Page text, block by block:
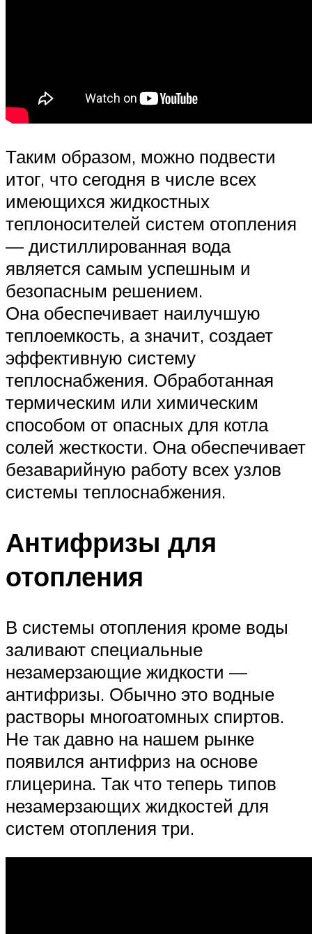
Таким образом, можно подвести
итог, что сегодня в числе всех
имеющихся жидкостных
теплоносителей систем отопления
— дистиллированная вода
является самым успешным и
безопасным решением.
Она обеспечивает наилучшую
теплоемкость, а значит, создает
эффективную систему
теплоснабжения. Обработанная
термическим или химическим
способом от опасных для котла
солей жесткости. Она обеспечивает
безаварийную работу всех узлов
системы теплоснабжения.
Антифризы для
отопления
В системы отопления кроме воды
заливают специальные
незамерзающие жидкости —
антифризы. Обычно это водные
растворы многоатомных спиртов.
Не так давно на нашем рынке
появился антифриз на основе
глицерина. Так что теперь типов
незамерзающих жидкостей для
систем отопления три.